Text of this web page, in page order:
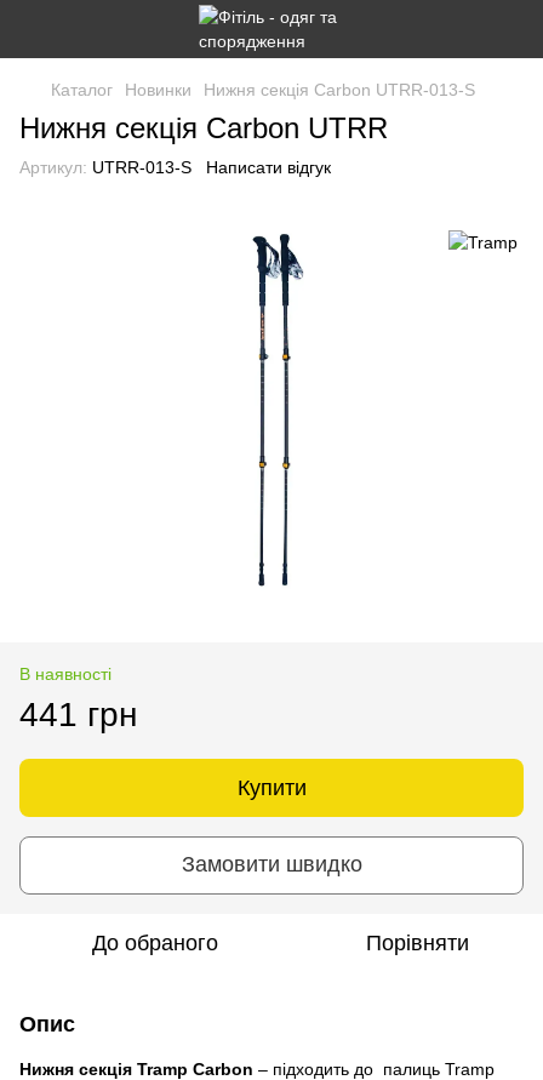
Каталог Новинки Нижня секція Carbon UTRR-013-S
Нижня секція Carbon UTRR
Артикул: UTRR-013-S Написати відгук
В наявності
441 грн
Купити
Замовити швидко
До обраного Порівняти
Опис
Нижня секція Tramp Carbon – підходить до палиць Tramp